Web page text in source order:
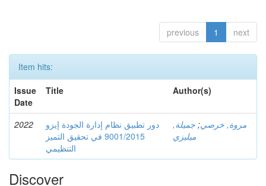
previous 1 next
Item hits:
Issue
Date
Title Author(s)
2022
دور تطبيق نظام إدارة الجودة إيزو
9001/2015 في تحقيق التميز
التنظيمي
مروة, خرصي; جميلة,
ميليزي
Discover